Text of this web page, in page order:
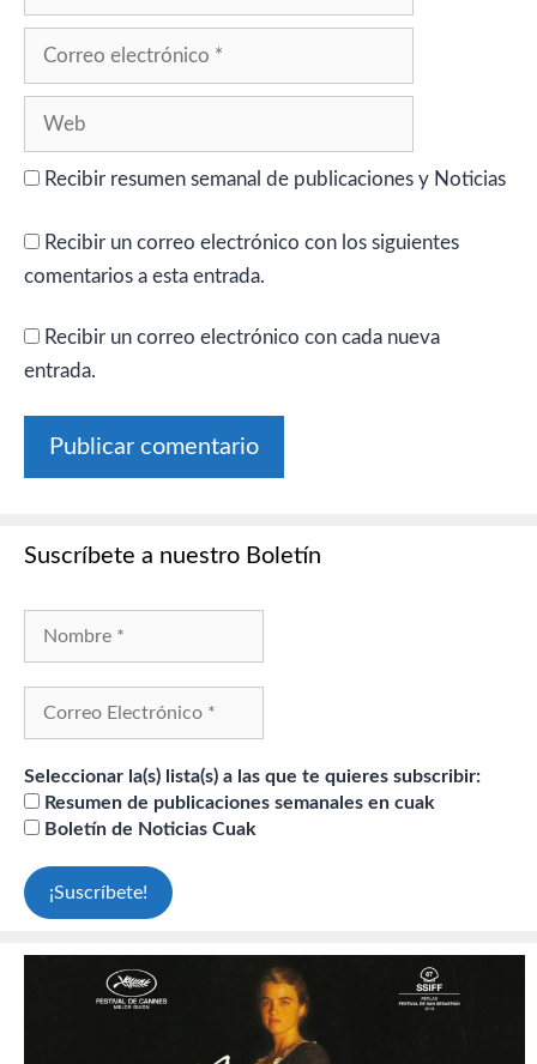
Recibir resumen semanal de publicaciones y Noticias
Recibir un correo electrónico con los siguientes
comentarios a esta entrada.
Recibir un correo electrónico con cada nueva
entrada.
Suscríbete a nuestro Boletín
Seleccionar la(s) lista(s) a las que te quieres subscribir:
Resumen de publicaciones semanales en cuak
Boletín de Noticias Cuak